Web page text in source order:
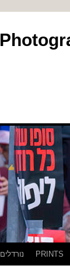
PRINTS נורדלים